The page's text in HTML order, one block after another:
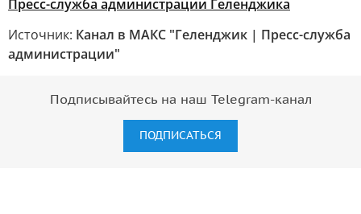
Пресс-служба администрации Геленджика
Источник: Канал в МАКС "Геленджик | Пресс-служба
администрации"
Подписывайтесь на наш Telegram-канал
ПОДПИСАТЬСЯ